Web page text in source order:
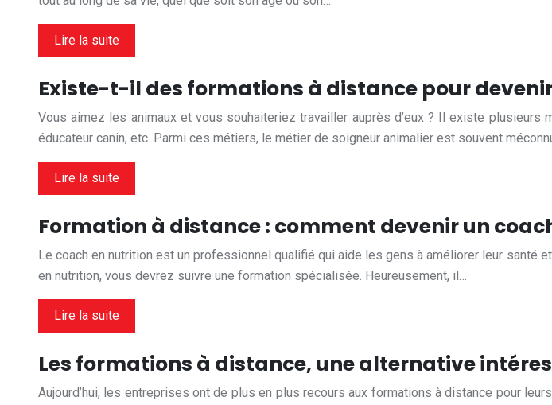
Lire la suite
Existe-t-il des formations à distance pour
Vous aimez les animaux et vous souhaiteriez travailler auprès d’eux ? Il existe
éducateur canin, etc. Parmi ces métiers, le métier de soigneur animalier est souvent
Lire la suite
Formation à distance : comment devenir un
Le coach en nutrition est un professionnel qualifié qui aide les gens à améliorer leur
en nutrition, vous devrez suivre une formation spécialisée. Heureusement, il…
Lire la suite
Les formations à distance, une alternative
Aujourd’hui, les entreprises ont de plus en plus recours aux formations à distance pour